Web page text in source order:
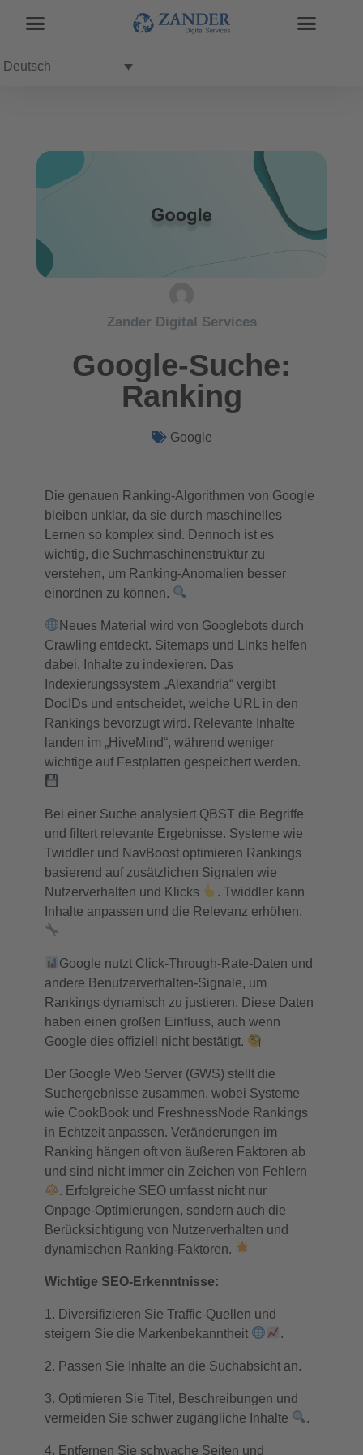
Deutsch
Zander Digital Services
Google-Suche:
Ranking
Google
Die genauen Ranking-Algorithmen von Google
bleiben unklar, da sie durch maschinelles
Lernen so komplex sind. Dennoch ist es
wichtig, die Suchmaschinenstruktur zu
verstehen, um Ranking-Anomalien besser
einordnen zu können.
Neues Material wird von Googlebots durch
Crawling entdeckt. Sitemaps und Links helfen
dabei, Inhalte zu indexieren. Das
Indexierungssystem „Alexandria“ vergibt
DocIDs und entscheidet, welche URL in den
Rankings bevorzugt wird. Relevante Inhalte
landen im „HiveMind“, während weniger
wichtige auf Festplatten gespeichert werden.
Bei einer Suche analysiert QBST die Begriffe
und filtert relevante Ergebnisse. Systeme wie
Twiddler und NavBoost optimieren Rankings
basierend auf zusätzlichen Signalen wie
Nutzerverhalten und Klicks
. Twiddler kann
Inhalte anpassen und die Relevanz erhöhen.
Google nutzt Click-Through-Rate-Daten und
andere Benutzerverhalten-Signale, um
Rankings dynamisch zu justieren. Diese Daten
haben einen großen Einfluss, auch wenn
Google dies offiziell nicht bestätigt.
Der Google Web Server (GWS) stellt die
Suchergebnisse zusammen, wobei Systeme
wie CookBook und FreshnessNode Rankings
in Echtzeit anpassen. Veränderungen im
Ranking hängen oft von äußeren Faktoren ab
und sind nicht immer ein Zeichen von Fehlern
. Erfolgreiche SEO umfasst nicht nur
Onpage-Optimierungen, sondern auch die
Berücksichtigung von Nutzerverhalten und
dynamischen Ranking-Faktoren.
Wichtige SEO-Erkenntnisse:
Diversifizieren Sie Traffic-Quellen und
steigern Sie die Markenbekanntheit
.
Passen Sie Inhalte an die Suchabsicht an.
Optimieren Sie Titel, Beschreibungen und
vermeiden Sie schwer zugängliche Inhalte
.
Entfernen Sie schwache Seiten und